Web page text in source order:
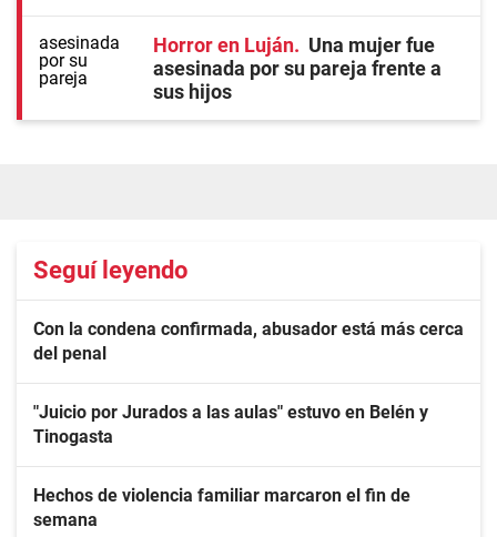
Horror en Luján
Una mujer fue
asesinada por su pareja frente a
sus hijos
Seguí leyendo
Con la condena confirmada, abusador está más cerca
del penal
"Juicio por Jurados a las aulas" estuvo en Belén y
Tinogasta
Hechos de violencia familiar marcaron el fin de
semana